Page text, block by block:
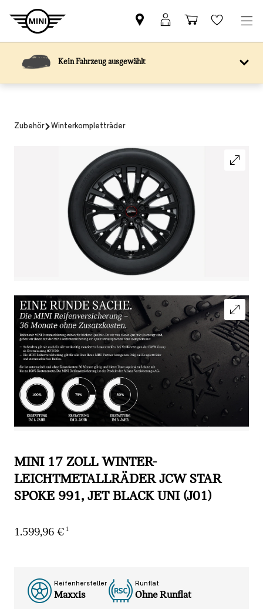
Kein Fahrzeug ausgewählt
Zubehör Winterkompletträder
MINI 17 ZOLL WINTER-
LEICHTMETALLRÄDER JCW STAR
SPOKE 991, JET BLACK UNI (J01)
Aktueller Preis: 1.599,96 €
1.599,96 € 1
Reifenhersteller
Maxxis
Runflat
Ohne Runflat